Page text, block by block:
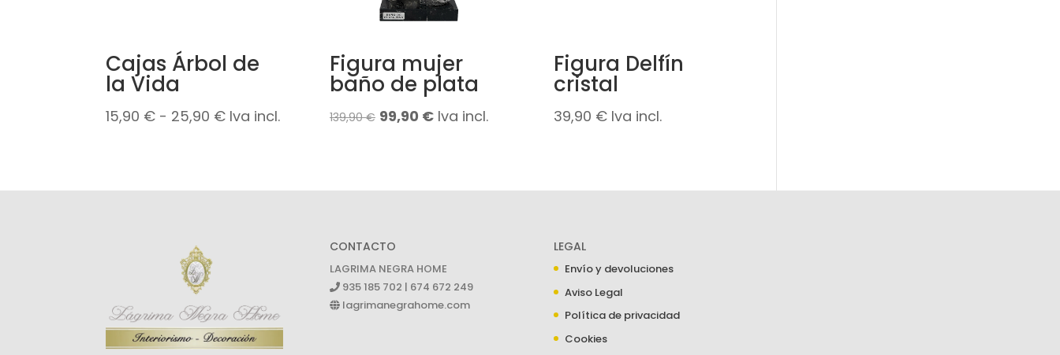
Cajas Árbol de
la Vida
15,90 € - 25,90 €Rango
desde
Iva incl.
Figura mujer
baño de plata
139,90€ El
era:
99,90 €El
es:
Iva incl.
Figura Delfín
cristal
39,90 € Iva incl.
CONTACTO
LAGRIMA NEGRA HOME
935 185 702 | 674 672 249
lagrimanegrahome.com
LEGAL
Envío y devoluciones
Aviso Legal
Política de privacidad
Cookies